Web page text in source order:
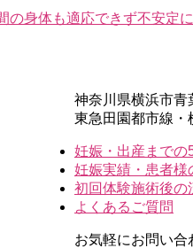
身体も適応できず不安
神奈川県横浜市青
東急田園都市線・
妊娠・出産までの
妊娠実績・患者様
初回体験施術後の
よくあるご質問
お気軽にお問い合